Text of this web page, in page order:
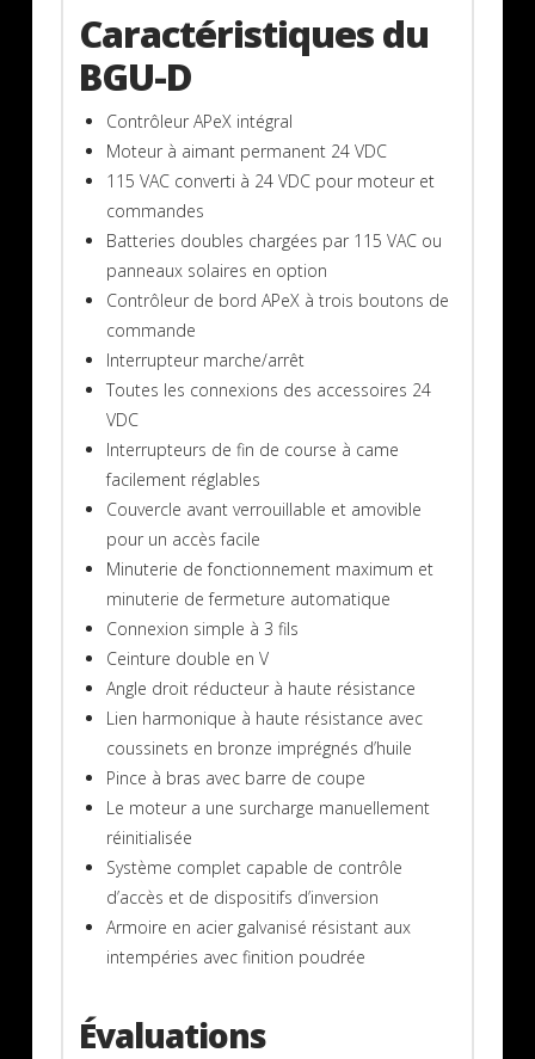
Caractéristiques du
BGU-D
Contrôleur APeX intégral
Moteur à aimant permanent 24 VDC
115 VAC converti à 24 VDC pour moteur et
commandes
Batteries doubles chargées par 115 VAC ou
panneaux solaires en option
Contrôleur de bord APeX à trois boutons de
commande
Interrupteur marche/arrêt
Toutes les connexions des accessoires 24
VDC
Interrupteurs de fin de course à came
facilement réglables
Couvercle avant verrouillable et amovible
pour un accès facile
Minuterie de fonctionnement maximum et
minuterie de fermeture automatique
Connexion simple à 3 fils
Ceinture double en V
Angle droit réducteur à haute résistance
Lien harmonique à haute résistance avec
coussinets en bronze imprégnés d’huile
Pince à bras avec barre de coupe
Le moteur a une surcharge manuellement
réinitialisée
Système complet capable de contrôle
d’accès et de dispositifs d’inversion
Armoire en acier galvanisé résistant aux
intempéries avec finition poudrée
Évaluations